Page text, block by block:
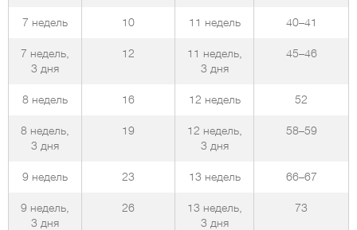
7 недель 10 11 недель 40–41
7 недель,
3 дня
12
11 недель,
3 дня
45–46
8 недель 16 12 недель 52
8 недель,
3 дня
19
12 недель,
3 дня
58–59
9 недель 23 13 недель 66–67
9 недель,
3 дня
26
13 недель,
3 дня
73